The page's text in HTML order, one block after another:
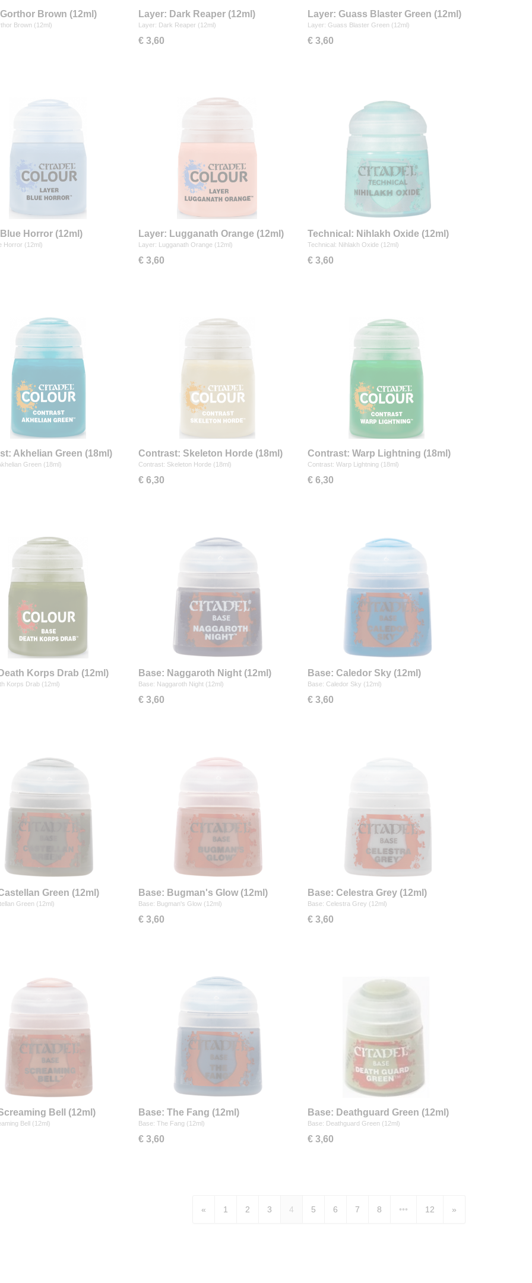
Brown (12ml)
Brown (12ml)
Layer: Dark Reaper (12ml)
Layer: Dark Reaper (12ml)
€ 3,60
Layer: Guass Blaster Green (12ml)
Layer: Guass Blaster Green (12ml)
€ 3,60
Horror (12ml)
Horror (12ml)
Layer: Lugganath Orange (12ml)
Layer: Lugganath Orange (12ml)
€ 3,60
Technical: Nihlakh Oxide (12ml)
Technical: Nihlakh Oxide (12ml)
€ 3,60
Akhelian Green (18ml)
Green (18ml)
Contrast: Skeleton Horde (18ml)
Contrast: Skeleton Horde (18ml)
€ 6,30
Contrast: Warp Lightning (18ml)
Contrast: Warp Lightning (18ml)
€ 6,30
Korps Drab (12ml)
Korps Drab (12ml)
Base: Naggaroth Night (12ml)
Base: Naggaroth Night (12ml)
€ 3,60
Base: Caledor Sky (12ml)
Base: Caledor Sky (12ml)
€ 3,60
Green (12ml)
Green (12ml)
Base: Bugman's Glow (12ml)
Base: Bugman's Glow (12ml)
€ 3,60
Base: Celestra Grey (12ml)
Base: Celestra Grey (12ml)
€ 3,60
Bell (12ml)
Bell (12ml)
Base: The Fang (12ml)
Base: The Fang (12ml)
€ 3,60
Base: Deathguard Green (12ml)
Base: Deathguard Green (12ml)
€ 3,60
« 1 2 3 4 5 6 7 8 ••• 12 »